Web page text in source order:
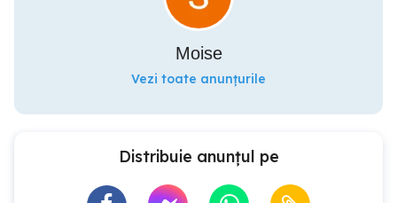
Moise
Vezi toate anunțurile
Distribuie anunțul pe